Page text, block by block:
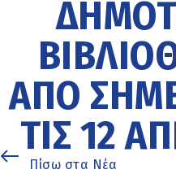
ΑΠΌ
ΤΙΣ 12
Πίσω στα Νέα